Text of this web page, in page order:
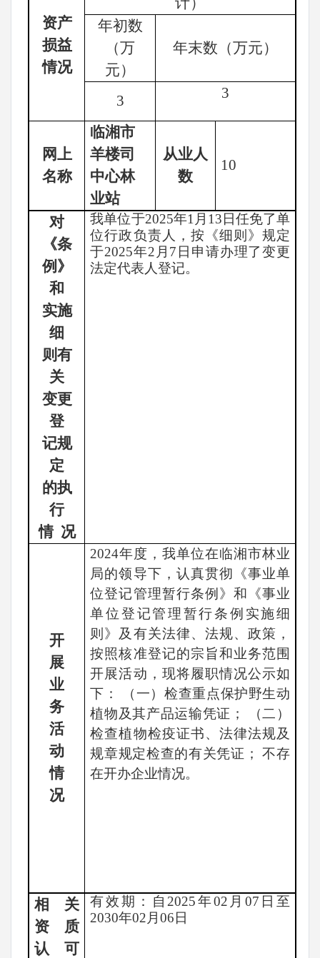
资产
损益
情况
年初数
（万
元）
年末数（万元）
3 3
网上
名称
临湘市
羊楼司
中心林
业站
从业人
数
10
对
《条
例》
和
实施
细
则有
关
变更
登
记规
定
的执
行
情 况
我单位于2025年1月13日任免了单
位行政负责人，按《细则》规定
于2025年2月7日申请办理了变更
法定代表人登记。
开
展
业
务
活
动
情
况
2024年度，我单位在临湘市林业
局的领导下，认真贯彻《事业单
位登记管理暂行条例》和《事业
单位登记管理暂行条例实施细
则》及有关法律、法规、政策，
按照核准登记的宗旨和业务范围
开展活动，现将履职情况公示如
下： （一）检查重点保护野生动
植物及其产品运输凭证； （二）
检查植物检疫证书、法律法规及
规章规定检查的有关凭证； 不存
在开办企业情况。
相关
资质
认可
有效期：自 2025年02月07日至
2030年02月06日